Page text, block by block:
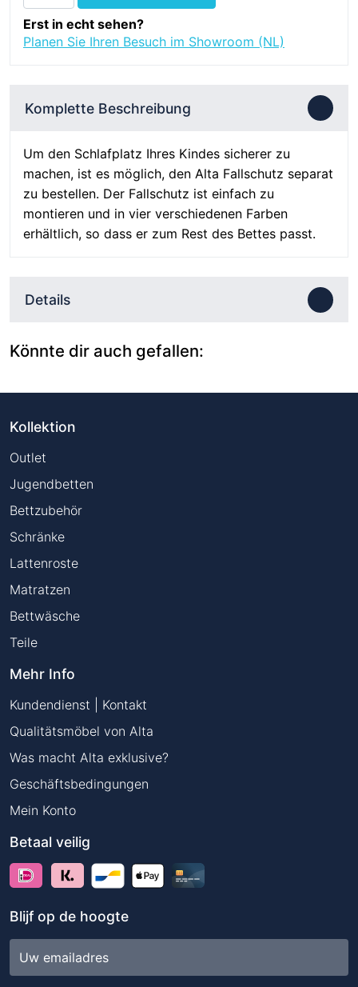
-
Snow
Menge
Erst in echt sehen?
Planen Sie Ihren Besuch im Showroom (NL)
Komplette Beschreibung
Um den Schlafplatz Ihres Kindes sicherer zu
machen, ist es möglich, den Alta Fallschutz separat
zu bestellen. Der Fallschutz ist einfach zu
montieren und in vier verschiedenen Farben
erhältlich, so dass er zum Rest des Bettes passt.
Details
Könnte dir auch gefallen:
Kollektion
Outlet
Jugendbetten
Bettzubehör
Schränke
Lattenroste
Matratzen
Bettwäsche
Teile
Mehr Info
Kundendienst | Kontakt
Qualitätsmöbel von Alta
Was macht Alta exklusive?
Geschäftsbedingungen
Mein Konto
Betaal veilig
Blijf op de hoogte
mailadres